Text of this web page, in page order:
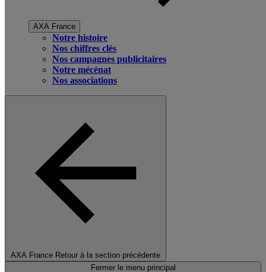
AXA France
Notre histoire
Nos chiffres clés
Nos campagnes publicitaires
Notre mécénat
Nos associations
AXA France Retour à la section précédente
Fermer le menu principal